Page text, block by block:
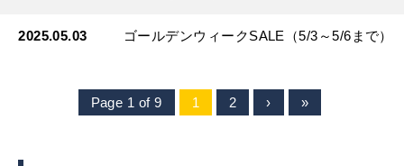
2025.05.03 ゴールデンウィークSALE（5/3～5/6まで）
Page 1 of 9 1 2 › »